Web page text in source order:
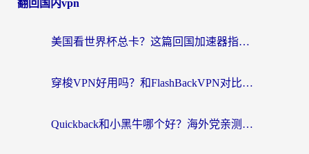
翻回国内vpn
美国看世界杯总卡？这篇回国加速器指南帮你无缝刷国内资源（附苹果手机VPN设置步骤）
穿梭VPN好用吗？和FlashBackVPN对比哪个回国效果更好？
Quickback和小黑牛哪个好？海外党亲测指南，选对回国加速器秒回国内